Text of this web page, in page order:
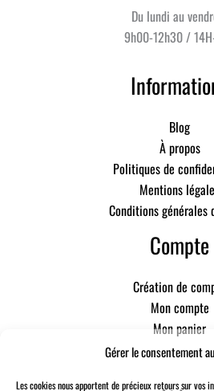
Gérer le consentement
Les cookies nous apportent de précieux retours sur vos
Du lundi au
9h00-12h30 /
Blog
À propos
Politiques de
Mentions
Conditions générales
Compte
Création de
Mon compte
Mon panier